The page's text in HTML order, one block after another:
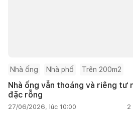
Nhà ống Nhà phố Trên 200m2
Nhà ống vẫn thoáng và riêng
đặc rỗng
27/06/2026, lúc 10:00 2